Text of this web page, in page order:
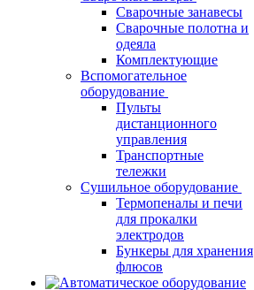
Сварочные занавесы
Сварочные полотна и
одеяла
Комплектующие
Вспомогательное
оборудование
Пульты
дистанционного
управления
Транспортные
тележки
Сушильное оборудование
Термопеналы и печи
для прокалки
электродов
Бункеры для хранения
флюсов